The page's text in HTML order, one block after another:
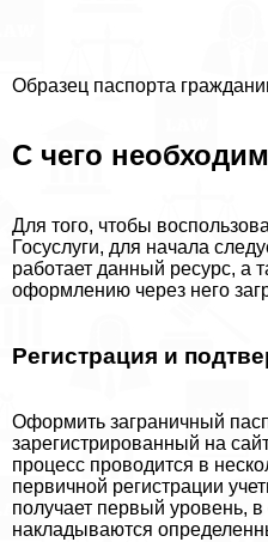
Образец паспорта
С чего
Для того, чтобы
Госуслуги, для начала
работает данный ресурс, а
оформлению через него
Регистрация и
Оформить заграничный
зарегистрированный на
процесс проводится в
первичной регистрации
получает первый уровень,
накладываются